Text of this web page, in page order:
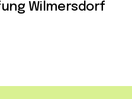
Wilmersdorf